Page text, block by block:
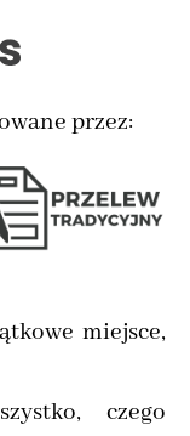
przez:
miejsce,
czego